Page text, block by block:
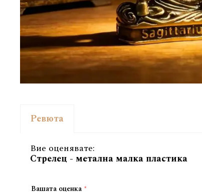
Ревюта
Вие оценявате:
Стрелец - метална малка пластика
Вашата оценка